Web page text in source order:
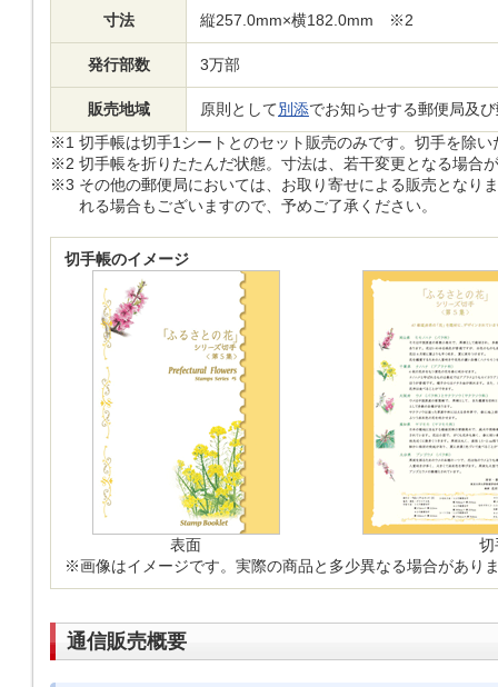
寸法 縦257.0mm×横182.0mm ※2
発行部数 3万部
販売地域 原則として別添でお知らせする郵便局及
※1 切手帳は切手1シートとのセット販売のみです。切手を除
※2 切手帳を折りたたんだ状態。寸法は、若干変更となる場合
※3 その他の郵便局においては、お取り寄せによる販売となり
れる場合もございますので、予めご了承ください。
切手帳のイメージ
表面
切
※画像はイメージです。実際の商品と多少異なる場合があり
通信販売概要